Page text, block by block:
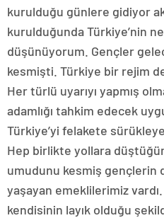
kurulduğu günlere gidiyor
kurulduğunda Türkiye’nin
düşünüyorum. Gençler
kesmişti. Türkiye bir rejim
Her türlü uyarıyı yapmış
adamlığı tahkim edecek
Türkiye’yi felakete
Hep birlikte yollara
umudunu kesmiş gençlerin
yaşayan emeklilerimiz
kendisinin layık olduğu